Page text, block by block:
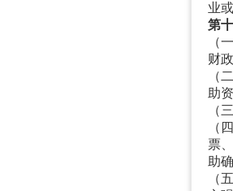
业
第
（
财
（
助
（
（
票
助
（